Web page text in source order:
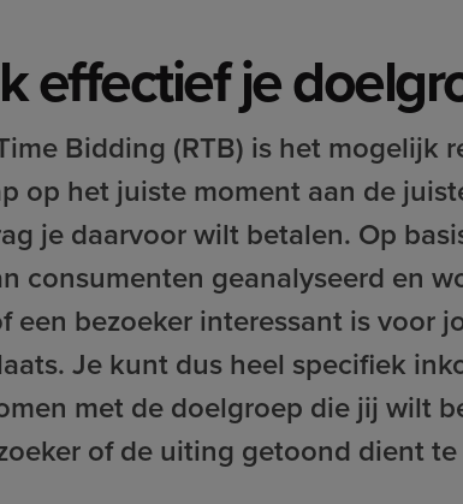
effectief je
Bidding (RTB) is het mogelijk
op het juiste moment aan de
je daarvoor wilt betalen. Op
consumenten geanalyseerd en
een bezoeker interessant is voor
Je kunt dus heel specifiek
met de doelgroep die jij wilt
of de uiting getoond dient